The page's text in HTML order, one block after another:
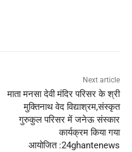
Next article
माता मनसा देवी मंदिर परिसर के श्री
मुक्तिनाथ वेद विद्याश्रम,संस्कृत
गुरुकुल परिसर में जनेऊ संस्कार
कार्यक्रम किया गया
आयोजित :24ghantenews